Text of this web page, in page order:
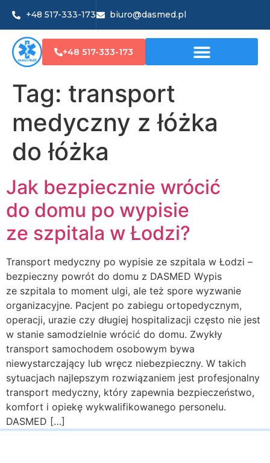
+48 517-333-173 biuro@dasmed.pl
+48 517-333-173
Tag: transport
medyczny z łóżka
do łóżka
Jak bezpiecznie wrócić
do domu po wypisie
ze szpitala w Łodzi?
Transport medyczny po wypisie ze szpitala w Łodzi –
bezpieczny powrót do domu z DASMED Wypis
ze szpitala to moment ulgi, ale też spore wyzwanie
organizacyjne. Pacjent po zabiegu ortopedycznym,
operacji, urazie czy długiej hospitalizacji często nie jest
w stanie samodzielnie wrócić do domu. Zwykły
transport samochodem osobowym bywa
niewystarczający lub wręcz niebezpieczny. W takich
sytuacjach najlepszym rozwiązaniem jest profesjonalny
transport medyczny, który zapewnia bezpieczeństwo,
komfort i opiekę wykwalifikowanego personelu.
DASMED […]